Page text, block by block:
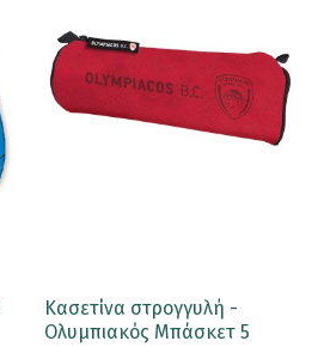
Κασετίνα στρογγυλή -
Ολυμπιακός Μπάσκετ 5